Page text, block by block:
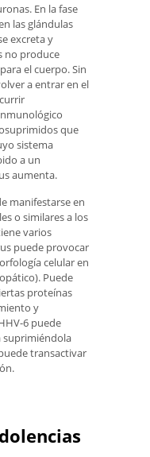
En la fase
las glándulas
excreta y
no produce
el cuerpo. Sin
a entrar en el
que
sistema
a un
aumenta.
manifestarse en
o similares a los
varios
puede provocar
celular en
Puede
proteínas
y
6 puede
suprimiéndola
transactivar